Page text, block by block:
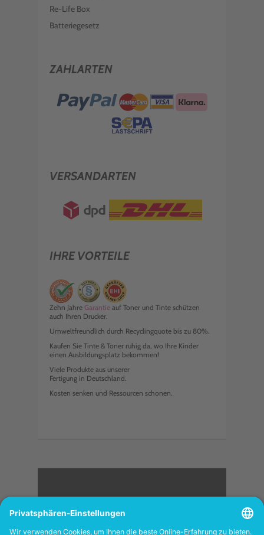
Re-Life Box
Batteriegesetz
ZAHLARTEN
VERSANDARTEN
IHRE VORTEILE
Zehn Jahre Garantie auf Toner und Tinte schützen
auch Ihren Drucker.
Umweltfreundlich durch Recyclingquote bis zu 80%.
Kaufen Sie Tinte & Toner ruhig da, wo Ihre Kinder
einen Ausbildungsplatz bekommen!
Viele Produkte aus unserer
Fertigung in Deutschland.
Kosten senken und Ressourcen schonen.
<